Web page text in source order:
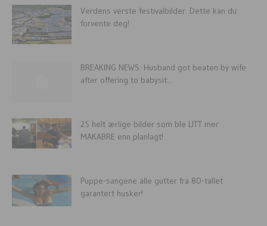
Verdens verste festivalbilder. Dette kan du
forvente deg!
BREAKING NEWS: Husband got beaten by wife
after offering to babysit...
25 helt ærlige bilder som ble LITT mer
MAKABRE enn planlagt!
Puppe-sangene alle gutter fra 80-tallet
garantert husker!